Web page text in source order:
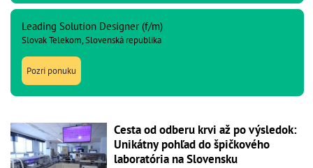
Leading Solution Designer (f/m)
Slovak Telekom, Slovenská republika
Pozri ponuku
Cesta od odberu krvi až po výsledok:
Unikátny pohľad do špičkového
laboratória na Slovensku